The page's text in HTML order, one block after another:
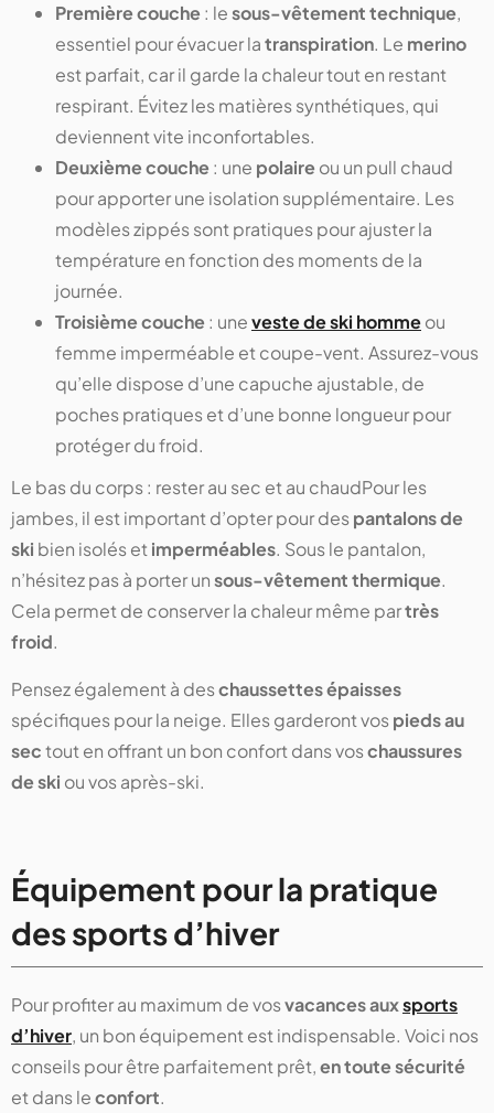
Première couche: lesous-vêtement technique,
essentiel pour évacuer latranspiration. Le merino
est parfait, car il garde la chaleur tout en restant
respirant. Évitez les matières synthétiques, qui
deviennent vite inconfortables.
Deuxième couche: une polaireou un pull chaud
pour apporter une isolation supplémentaire. Les
modèles zippés sont pratiques pour ajuster la
température en fonction des moments de la
journée.
Troisième couche: uneveste de ski hommeou
femme imperméable et coupe-vent. Assurez-vous
qu’elle dispose d’une capuche ajustable, de
poches pratiques et d’une bonne longueur pour
protéger du froid.
Le bas du corps : rester au sec et au chaudPour les
jambes, il est important d’opter pour despantalons de
ski bien isolés etimperméables. Sous le pantalon,
n’hésitez pas à porter unsous-vêtement thermique.
Cela permet de conserver la chaleur même partrès
froid.
Pensez également à deschaussettes épaisses
spécifiques pour la neige. Elles garderont vospieds au
sectout en offrant un bon confort dans voschaussures
de ski ou vos après-ski.
Équipement pour la pratique
des sports d’hiver
Pour profiter au maximum de vosvacances auxsports
d’hiver, un bon équipement est indispensable. Voici nos
conseils pour être parfaitement prêt,en toute sécurité
et dans leconfort.